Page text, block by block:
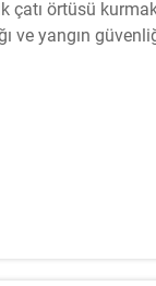
çatı örtüsü
ve yangın
şunları içerir...